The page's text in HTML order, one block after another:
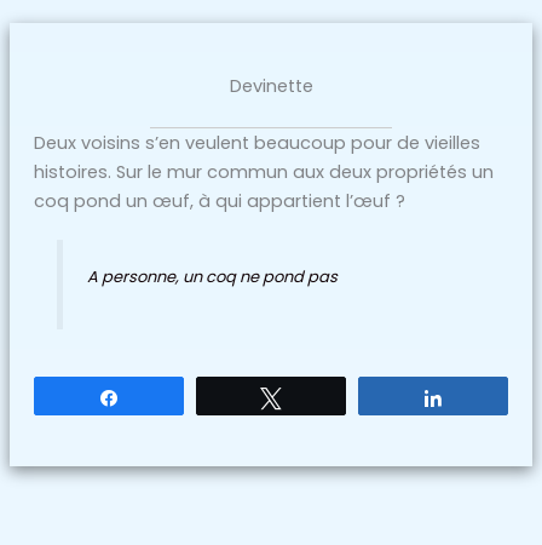
Devinette
Deux voisins s’en veulent beaucoup pour de vieilles
histoires. Sur le mur commun aux deux propriétés un
coq pond un œuf, à qui appartient l’œuf ?
A personne, un coq ne pond pas